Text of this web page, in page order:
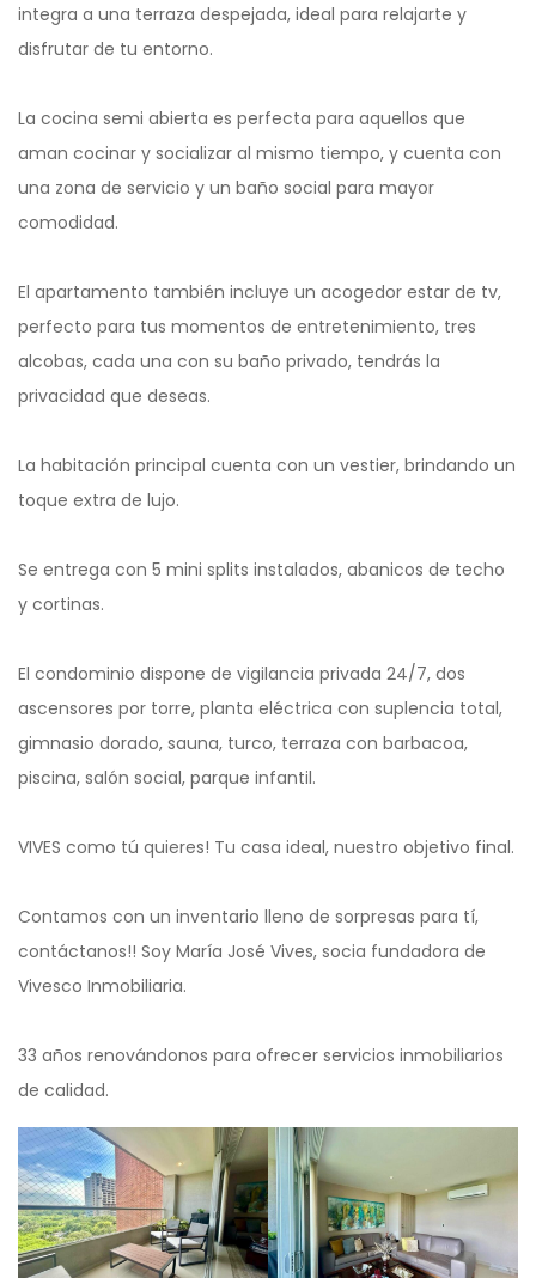
integra a una terraza despejada, ideal para relajarte y
disfrutar de tu entorno.
La cocina semi abierta es perfecta para aquellos que
aman cocinar y socializar al mismo tiempo, y cuenta con
una zona de servicio y un baño social para mayor
comodidad.
El apartamento también incluye un acogedor estar de tv,
perfecto para tus momentos de entretenimiento, tres
alcobas, cada una con su baño privado, tendrás la
privacidad que deseas.
La habitación principal cuenta con un vestier, brindando un
toque extra de lujo.
Se entrega con 5 mini splits instalados, abanicos de techo
y cortinas.
El condominio dispone de vigilancia privada 24/7, dos
ascensores por torre, planta eléctrica con suplencia total,
gimnasio dorado, sauna, turco, terraza con barbacoa,
piscina, salón social, parque infantil.
VIVES como tú quieres! Tu casa ideal, nuestro objetivo final.
Contamos con un inventario lleno de sorpresas para tí,
contáctanos!! Soy María José Vives, socia fundadora de
Vivesco Inmobiliaria.
33 años renovándonos para ofrecer servicios inmobiliarios
de calidad.